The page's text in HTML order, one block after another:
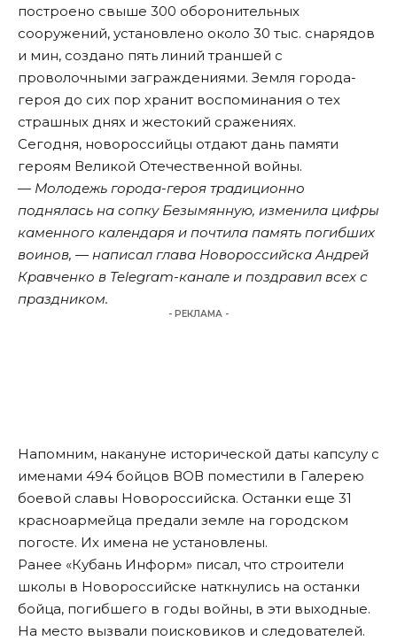
построено свыше 300 оборонительных
сооружений, установлено около 30 тыс. снарядов
и мин, создано пять линий траншей с
проволочными заграждениями. Земля города-
героя до сих пор хранит воспоминания о тех
страшных днях и жестокий сражениях.
Сегодня, новороссийцы отдают дань памяти
героям Великой Отечественной войны.
— Молодежь города-героя традиционно
поднялась на сопку Безымянную, изменила цифры
каменного календаря и почтила память погибших
воинов, — написал глава Новороссийска Андрей
Кравченко в Telegram-канале и поздравил всех с
праздником.
- РЕКЛАМА -
Напомним, накануне исторической даты капсулу с
именами 494 бойцов ВОВ поместили в Галерею
боевой славы Новороссийска. Останки еще 31
красноармейца предали земле на городском
погосте. Их имена не установлены.
Ранее «Кубань Информ» писал, что строители
школы в Новороссийске наткнулись на останки
бойца, погибшего в годы войны, в эти выходные.
На место вызвали поисковиков и следователей.